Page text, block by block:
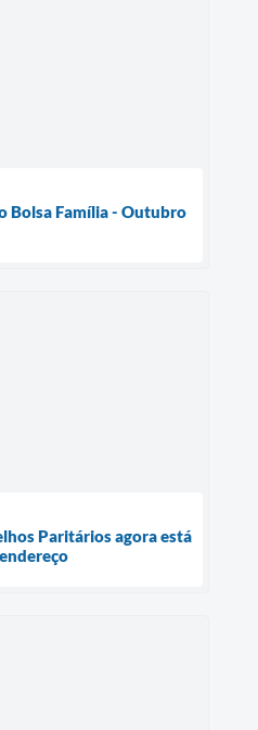
Bolsa Família - Outubro
Paritários agora está